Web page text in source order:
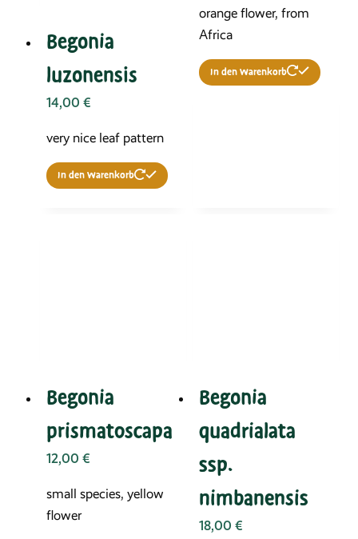
Begonia
luzonensis
14,00 €
very nice leaf pattern
In den Warenkorb
orange flower, from
Africa
In den Warenkorb
Begonia
prismatoscapa
12,00 €
small species, yellow
flower
Begonia
quadrialata
ssp.
nimbanensis
18,00 €